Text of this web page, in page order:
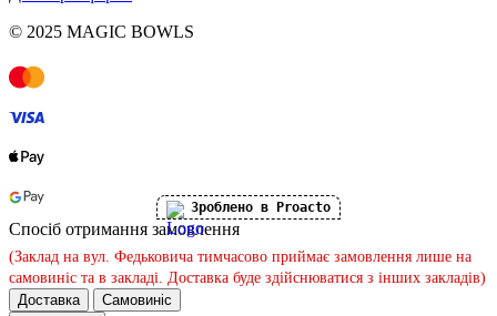
© 2025 MAGIC BOWLS
Зроблено в Proacto
Спосіб отримання замовлення
(Заклад на вул. Федьковича тимчасово приймає замовлення лише на
самовиніс та в закладі. Доставка буде здійснюватися з інших закладів)
Доставка
Самовиніс